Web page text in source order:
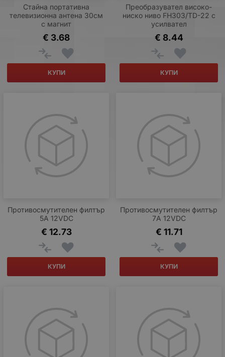
Стайна портативна
телевизионна антена 30см
с магнит
3.68
€
КУПИ
Преобразувател високо-
ниско ниво FH303/TD-22 с
усилвател
8.44
€
КУПИ
Противосмутителен филтър
5A 12VDC
12.73
€
КУПИ
Противосмутителен филтър
7A 12VDC
11.71
€
КУПИ